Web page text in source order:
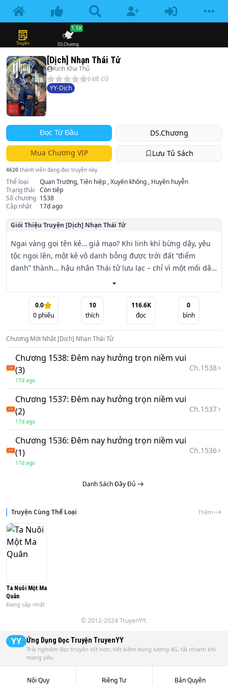
Truyện DS.Chương
1.5K
[Dịch] Nhạn Thái Tử
Kinh Kha Thủ
0 ĐỀ CỬ
YY-Dịch
Đọc Từ Đầu DS.Chương
Mua Chương VIP Lưu Tủ Sách
4620 thành viên đang đọc truyện này
Thể loại
Quan Trường, Tiên hiệp , Xuyên không , Huyền huyễn
Trạng thái
Còn tiếp
Số chương 1538
Cập nhật
17d ago
Giói Thiệu Truyện [Dịch] Nhạn Thái Tử
Ngai vàng gọi tên kẻ… giả mạo? Khi linh khí bừng dậy, yêu
tộc ngoi lên, một kẻ vô danh bỗng được trời đất “điểm
danh” thành… hậu nhân Thái tử lưu lạc – chỉ vì một mối dây
khí vận với nàng công chúa bị phế. Vậy hắn là ai, và vì sao
vận mệnh chọn nhầm?
Từ một thư sinh tay trắng, hắn lao vào khoa cử, từng bước
đặt chân lên bậc thềm triều chính, bộc lộ trí tuệ sắc lạnh và
sức bật kinh người. Sau lưng là mồ tổ bị dòm ngó, trước
mặt là triều cục như cối xay thịt, bên cạnh là hôn nhân trói
bằng khí vận – mọi ngả đều đẩy hắn đến ngai vàng mang
tên “Giả Thái Tử”.
Nhưng ngai vàng ấy có giá bao nhiêu máu? Bởi càng tiến
gần trung khu, hắn càng vén tấm màn quá khứ: năm xưa,
vì cớ gì đương kim hoàng đế hạ lệnh tru sát cả phủ Thái
tử? Nếu chân tướng lộ ra, liệu “giả” có thành “chân”, hay tất
cả chỉ là bàn cờ đẫm sát của thiên mệnh và nhân tâm?
0.0
0 phiếu
10
thích
116.6K
đọc
0
bình
Chương Mới Nhất [Dịch] Nhạn Thái Tử
Chương 1538: Đêm nay hưởng trọn niềm vui
(3)
17d ago
Ch.1538
Chương 1537: Đêm nay hưởng trọn niềm vui
(2)
17d ago
Ch.1537
Chương 1536: Đêm nay hưởng trọn niềm vui
(1)
17d ago
Ch.1536
Danh Sách Đầy Đủ
Truyện Cùng Thể Loại Thêm
Ta Nuôi Một Ma
Quân
Đang cập nhật
© 2012-2024 TruyenYY.
YY Ứng Dụng Đọc Truyện TruyenYY
Trải nghiệm đọc truyện tốt hơn, tiết kiệm dung lượng 4G, tải nhanh khi
mạng yếu.
Nội Quy Riêng Tư Bản Quyền